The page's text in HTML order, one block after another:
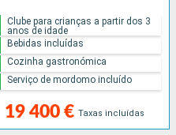
19 400 € Taxas incluídas
Clube para crianças a partir dos 3
anos de idade
Bebidas incluídas
Cozinha gastronómica
Serviço de mordomo incluído